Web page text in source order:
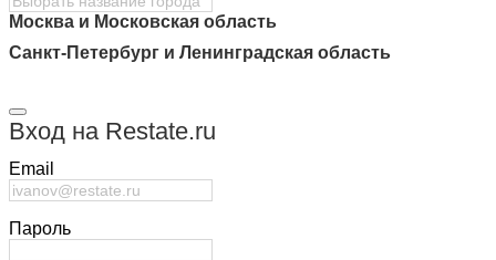
Москва и Московская область
Санкт-Петербург и Ленинградская область
Вход на Restate.ru
Email
Пароль